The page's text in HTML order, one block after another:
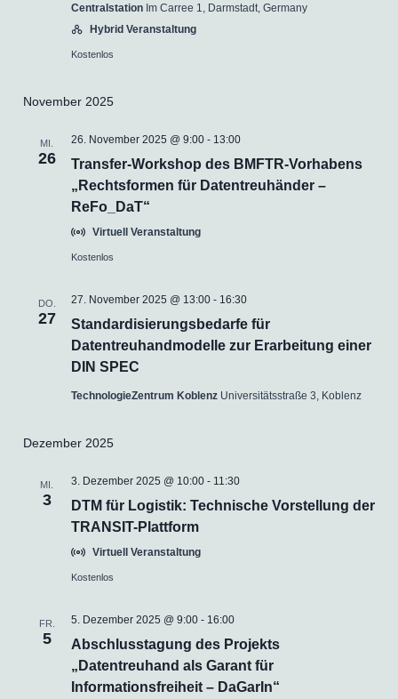
Centralstation Im Carree 1, Darmstadt, Germany
Hybrid Veranstaltung
Kostenlos
November 2025
MI.
26
Transfer-Workshop des BMFTR-Vorhabens
„Rechtsformen für Datentreuhänder –
ReFo_DaT“
26. November 2025 @ 9:00- 13:00
Virtuell Veranstaltung
Kostenlos
DO.
27
Standardisierungsbedarfe für
Datentreuhandmodelle zur Erarbeitung einer
DIN SPEC
27. November 2025 @ 13:00- 16:30
TechnologieZentrum Koblenz Universitätsstraße 3, Koblenz
Dezember 2025
MI.
3
DTM für Logistik: Technische Vorstellung der
TRANSIT-Plattform
3. Dezember 2025 @ 10:00- 11:30
Virtuell Veranstaltung
Kostenlos
FR.
5
Abschlusstagung des Projekts
„Datentreuhand als Garant für
Informationsfreiheit – DaGarIn“
5. Dezember 2025 @ 9:00- 16:00